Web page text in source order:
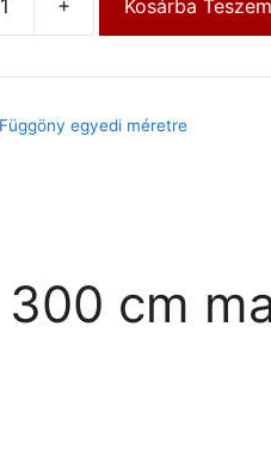
+ Kosárba Teszem
Függöny egyedi méretre
cm